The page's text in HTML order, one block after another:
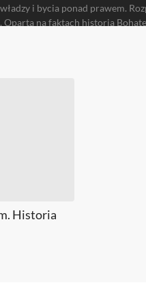
i bycia ponad prawem.
Oparta na faktach historia
– czasem słowo rani
Historia